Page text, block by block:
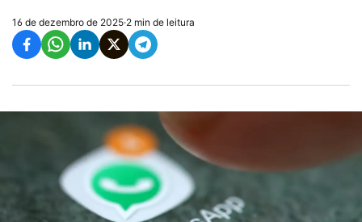
16 de dezembro de 2025·2 min de leitura